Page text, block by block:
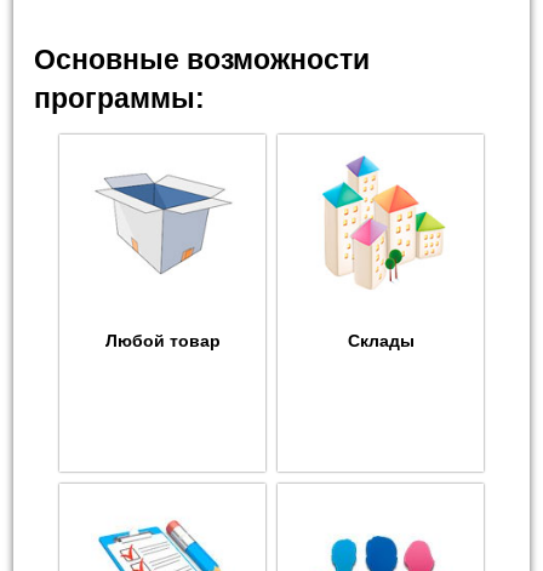
Основные возможности
программы:
Любой товар Склады